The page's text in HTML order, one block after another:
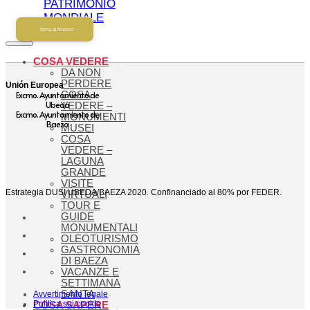
PATRIMONIO
MONDIALE
COSA VEDERE
DA NON
PERDERE
COSA
VEDERE –
MONUMENTI
MUSEI
COSA
VEDERE –
LAGUNA
GRANDE
VISITE
VIRTUALI
TOUR E
GUIDE
MONUMENTALI
OLEOTURISMO
GASTRONOMIA
DI BAEZA
VACANZE E
SETTIMANA
SANTA
COSA SAPERE
Torna all'elenco
Unión Europea
Excmo. Ayuntamiento de
Ubeda
Excmo. Ayuntamiento de
Baeza
Estrategia DUSI ÚBEDA/BAEZA 2020. Confinanciado al 80% por FEDER.
Avvertimento legale
Politica sui cookie